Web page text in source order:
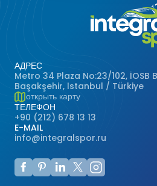
АДРЕС
Metro 34 Plaza No:23/102, İOSB
Başakşehir, İstanbul / Türkiye
открыть карту
ТЕЛЕФОН
+90 (212) 678 13 13
E-MAIL
info@integralspor.ru